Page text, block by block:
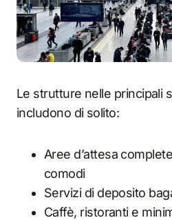
Le strutture nelle principali
includono di solito:
Aree d’attesa
comodi
Servizi di deposito
Caffè, ristoranti e